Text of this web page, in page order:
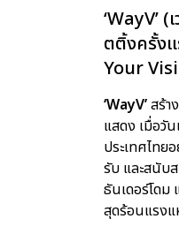
‘WayV’
ตติ้งครั้ง
Your
‘WayV’สร้า
แสดง เมื่อวั
ประเทศไทย
รับ และสนับ
ธันเดอร์โดม
สุดร้อนแรงแ